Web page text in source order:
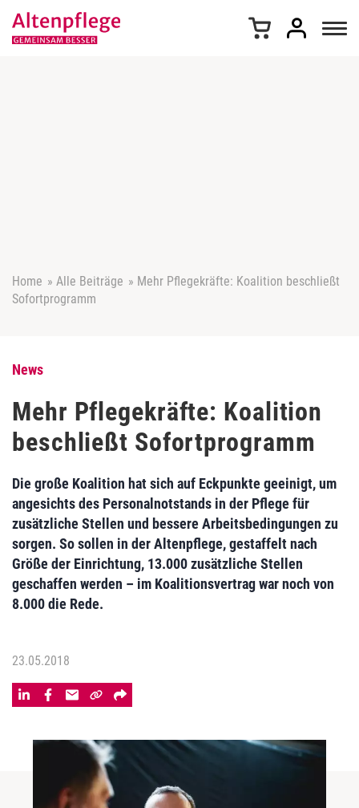
Home » Alle Beiträge » Mehr Pflegekräfte: Koalition beschließt
Sofortprogramm
News
Mehr Pflegekräfte: Koalition
beschließt Sofortprogramm
Die große Koalition hat sich auf Eckpunkte geeinigt, um
angesichts des Personalnotstands in der Pflege für
zusätzliche Stellen und bessere Arbeitsbedingungen zu
sorgen. So sollen in der Altenpflege, gestaffelt nach
Größe der Einrichtung, 13.000 zusätzliche Stellen
geschaffen werden – im Koalitionsvertrag war noch von
8.000 die Rede.
23.05.2018